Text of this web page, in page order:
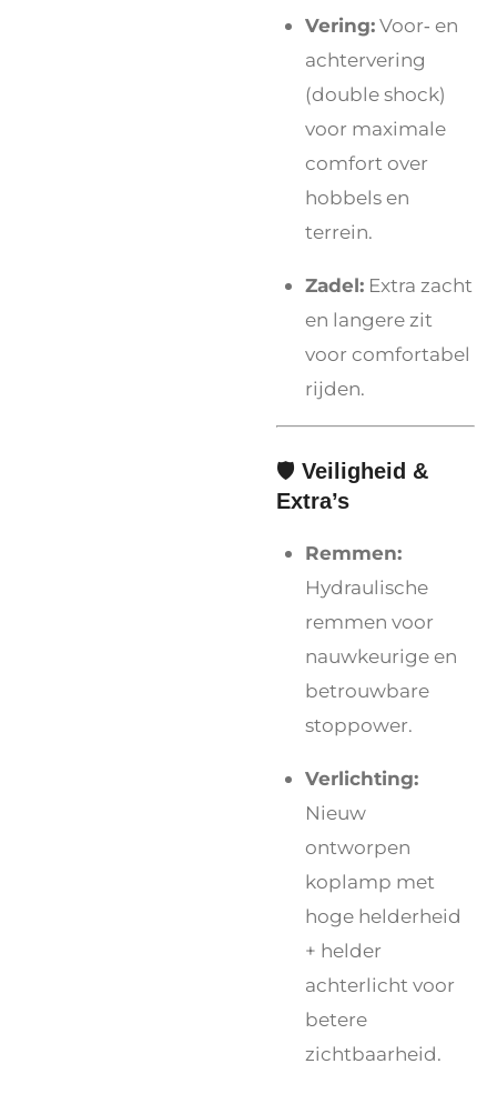
Vering:Voor‑ en
achtervering
(double shock)
voor maximale
comfort over
hobbels en
terrein.
Zadel: Extra zacht
en langere zit
voor comfortabel
rijden.
🛡️ Veiligheid &
Extra’s
Remmen:
Hydraulische
remmen voor
nauwkeurige en
betrouwbare
stoppower.
Verlichting:
Nieuw
ontworpen
koplamp met
hoge helderheid
+ helder
achterlicht voor
betere
zichtbaarheid.